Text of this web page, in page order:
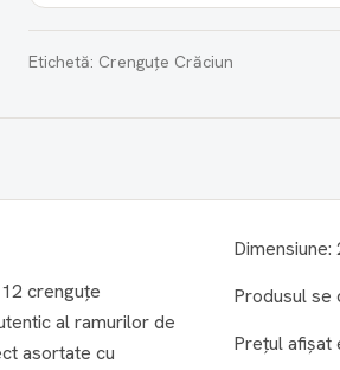
Etichetă: Crenguțe Crăciun
crenguțe
al ramurilor de
asortate cu
Produsul se
Prețul afișat